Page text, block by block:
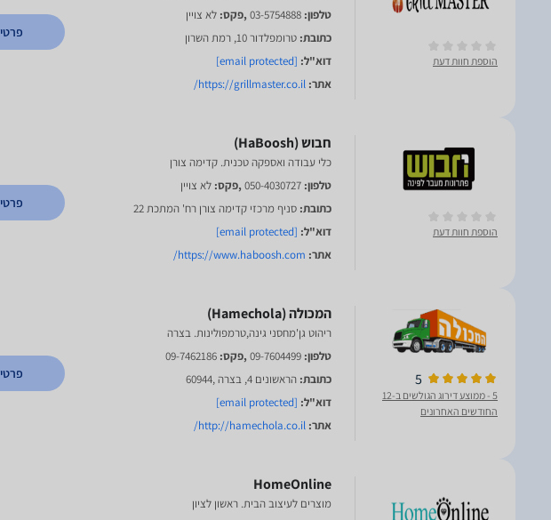
הוספת חוות דעת
טלפון: 03-5754888,פקס: לא צויין
כתובת: טרומפלדור 10, רמת השרון
דוא"ל: [email protected]
אתר: https://grillmaster.co.il/
הוספת חוות דעת
כלי עבודה ואספקה טכנית. קדימה צורן
טלפון: 050-4030727,פקס: לא צויין
כתובת: סניף מרכזי קדימה צורן רח' המתכת 22
דוא"ל: [email protected]
אתר: https://www.haboosh.com/
5
5
- ממוצע דירוג הגולשים ב-12
החודשים האחרונים
ריהוט גן'מחסני גינה,טרמפולינות. בצרה
טלפון: 09-7604499,פקס: 09-7462186
כתובת: הראשונים 4, בצרה ,60944
דוא"ל: [email protected]
אתר: http://hamechola.co.il/
HomeOnline
מוצרים לעיצוב הבית. ראשון לציון